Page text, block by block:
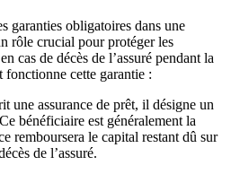
garanties obligatoires dans une
rôle crucial pour protéger les
cas de décès de l’assuré pendant la
cette garantie :
une assurance de prêt, il désigne un
bénéficiaire est généralement la
remboursera le capital restant dû sur
de l’assuré.